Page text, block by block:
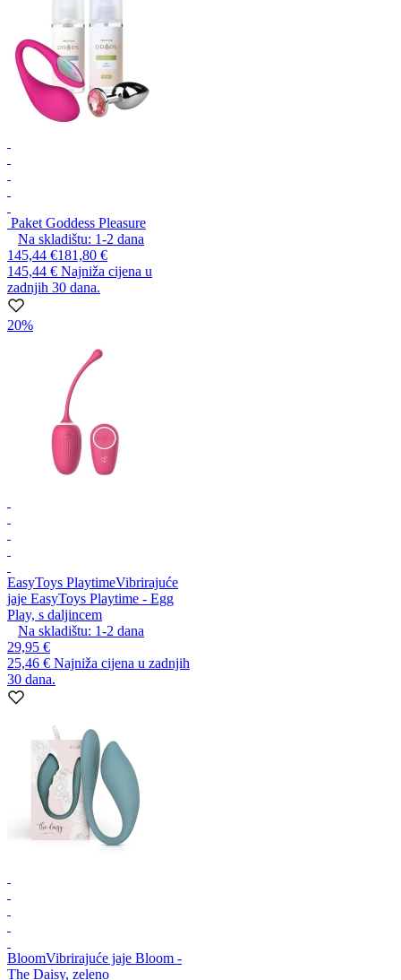
Paket Goddess Pleasure
Na skladištu: 1-2 dana
145,44 €181,80 €
145,44 € Najniža cijena u
zadnjih 30 dana.
20%
EasyToys PlaytimeVibrirajuće
jaje EasyToys Playtime - Egg
Play, s daljincem
Na skladištu: 1-2 dana
29,95 €
25,46 € Najniža cijena u zadnjih
30 dana.
BloomVibrirajuće jaje Bloom -
The Daisy, zeleno